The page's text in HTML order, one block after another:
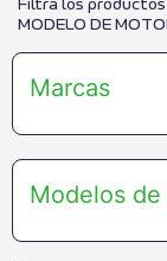
Filtra los productos
MODELO DE
Marcas
Modelos